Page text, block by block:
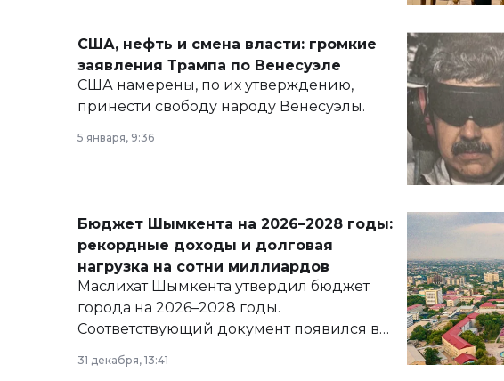
США, нефть и смена власти: громкие
заявления Трампа по Венесуэле
США намерены, по их утверждению,
принести свободу народу Венесуэлы.
5 января, 9:36
Бюджет Шымкента на 2026–2028 годы:
рекордные доходы и долговая
нагрузка на сотни миллиардов
Маслихат Шымкента утвердил бюджет
города на 2026–2028 годы.
Соответствующий документ появился в
базе нормативных правовых актов и на
сайте маслихат города.
31 декабря, 13:41